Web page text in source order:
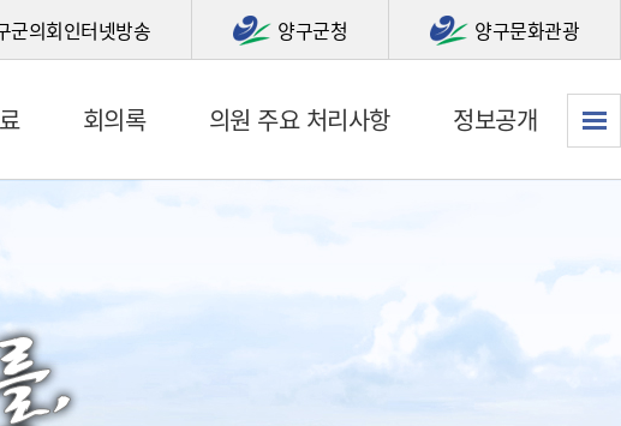
군의회인터넷방송 양구군청 양구문화관광
회의록 의원 주요 처리사항 정보공개